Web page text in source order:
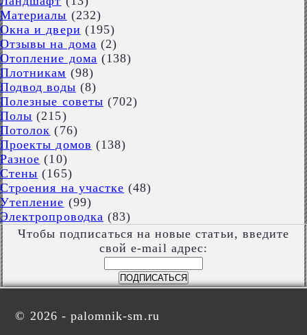
Материалы (232)
Окна и двери (195)
Отзывы на дома (2)
Отопление дома (138)
Плотникам (98)
Подвод воды (8)
Полезные советы (702)
Полы (215)
Потолок (76)
Проекты домов (138)
Разное (10)
Стены (165)
Строения на участке (48)
Утепление (99)
Электропроводка (83)
Чтобы подписаться на новые статьи, введите
свой e-mail адрес:
© 2026 - palomnik-sm.ru